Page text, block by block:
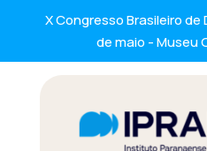
X Congresso Brasileiro de
de maio - Museu